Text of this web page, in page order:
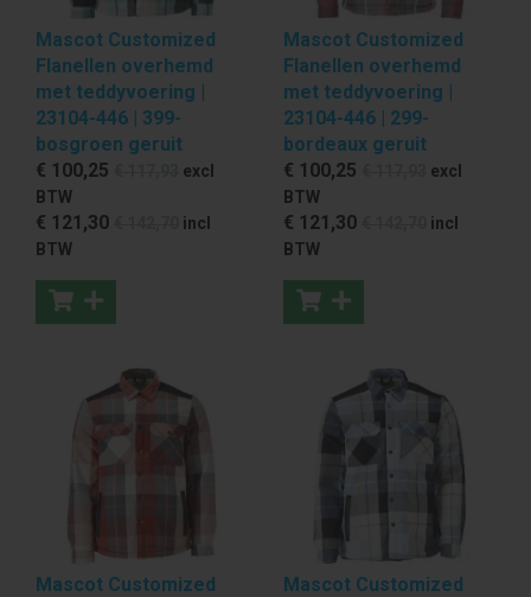
Mascot Customized
Flanellen overhemd
met teddyvoering |
23104-446 | 399-
bosgroen geruit
€ 100,25
excl
BTW
€ 121 ,30
incl
BTW
Mascot Customized
Flanellen overhemd
met teddyvoering |
23104-446 | 299-
bordeaux geruit
€ 100,25
excl
BTW
€ 121 ,30
incl
BTW
Mascot Customized
Mascot Customized